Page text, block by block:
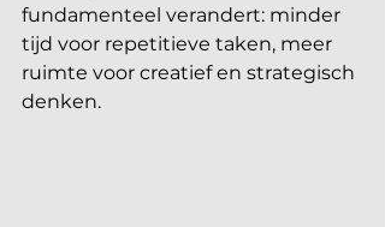
fundamenteel verandert: minder
tijd voor repetitieve taken, meer
ruimte voor creatief en strategisch
denken.